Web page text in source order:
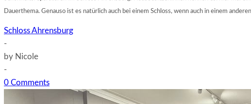
Dauerthema. Genauso ist es natürlich auch bei einem Schloss, wenn auch in einem
Schloss Ahrensburg
-
by Nicole
-
0 Comments